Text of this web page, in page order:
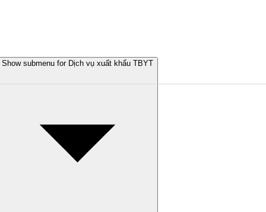
Show submenu for Dịch vụ xuất khẩu TBYT